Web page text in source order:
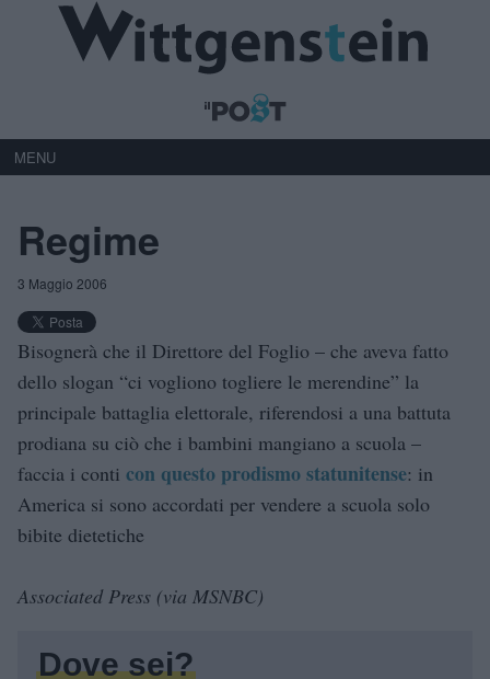
MENU
Regime
3 Maggio 2006
Bisognerà che il Direttore del Foglio – che aveva fatto
dello slogan “ci vogliono togliere le merendine” la
principale battaglia elettorale, riferendosi a una battuta
prodiana su ciò che i bambini mangiano a scuola –
faccia i conti con questo prodismo statunitense: in
America si sono accordati per vendere a scuola solo
bibite dietetiche
Associated Press (via MSNBC)
Dove sei?